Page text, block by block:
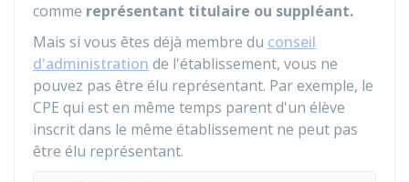
comme représentant titulaire ou suppléant.
Mais si vous êtes déjà membre du conseil
d'administration de l'établissement, vous ne
pouvez pas être élu représentant. Par exemple, le
CPE qui est en même temps parent d'un élève
inscrit dans le même établissement ne peut pas
être élu représentant.